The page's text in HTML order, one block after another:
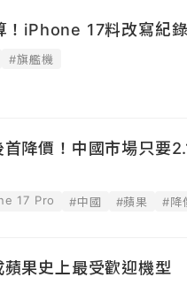
！iPhone 17料改寫紀
#旗艦機
首降價！中國市場只
17 Pro #中國 #蘋果 #降
果史上最受歡迎機型